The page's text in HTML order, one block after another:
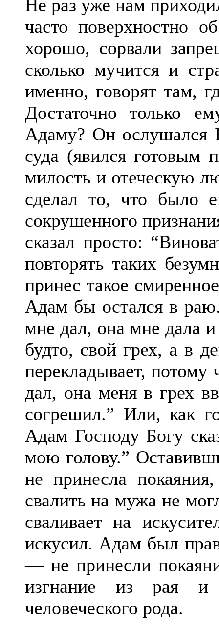
Не раз уже нам
часто поверхностно
хорошо, сорвали
сколько мучится и
именно, говорят там,
Достаточно только
Адаму? Он ослушался
суда (явился готовым
милость и отеческую
сделал то, что было
сокрушенного
сказал просто:
повторять таких
принес такое
Адам бы остался в
мне дал, она мне дала и
будто, свой грех, а в
перекладывает,
дал, она меня в грех
согрешил.” Или, как
Адам Господу Богу
мою голову.”
не принесла
свалить на мужа не
сваливает на
искусил. Адам был
— не принесли
изгнание из рая и
человеческого рода.